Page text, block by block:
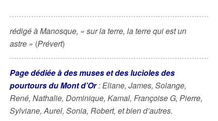
rédigé à Manosque, « sur la terre, la terre qui est un
astre » (Prévert)
Page dédiée à des muses et des lucioles des
pourtours du Mont d’Or: Eliane, James, Solange,
René, Nathalie, Dominique, Kamal, Françoise G, Pierre,
Sylviane, Aurel, Sonia, Robert, et bien d’autres.